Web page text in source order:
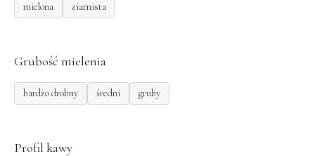
mielona ziarnista
Grubość mielenia
bardzo drobny średni gruby
Profil kawy